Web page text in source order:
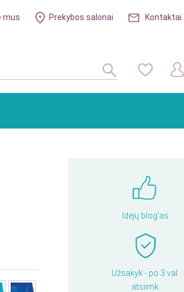
mus Prekybos salonai Kontaktai
Idėjų blog'as
Užsakyk - po 3 val.
atsiimk